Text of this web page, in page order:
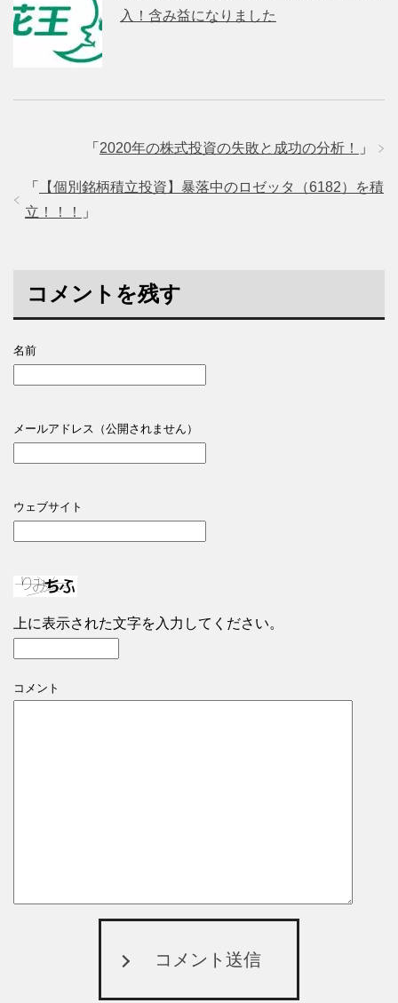
入！含み益になりました
「 2020年の株式投資の失敗と成功の分析！ 」
「
【個別銘柄積立投資】暴落中のロゼッタ（6182）を積
立！！！
」
コメントを残す
名前
メールアドレス（公開されません）
ウェブサイト
上に表示された文字を入力してください。
コメント
コメント送信